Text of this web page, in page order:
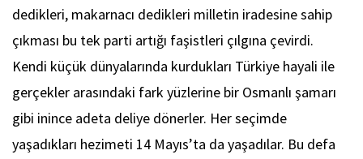
dedikleri, makarnacı dedikleri milletin iradesine sahip
çıkması bu tek parti artığı faşistleri çılgına çevirdi.
Kendi küçük dünyalarında kurdukları Türkiye hayali ile
gerçekler arasındaki fark yüzlerine bir Osmanlı şamarı
gibi inince adeta deliye dönerler. Her seçimde
yaşadıkları hezimeti 14 Mayıs’ta da yaşadılar. Bu defa